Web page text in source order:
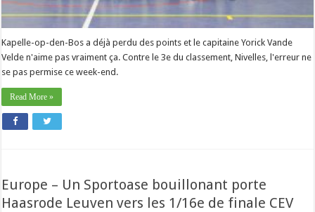
Kapelle-op-den-Bos a déjà perdu des points et le capitaine Yorick Vande
Velde n'aime pas vraiment ça. Contre le 3e du classement, Nivelles, l'erreur ne
se pas permise ce week-end.
Read More »
Europe – Un Sportoase bouillonant porte
Haasrode Leuven vers les 1/16e de finale CEV